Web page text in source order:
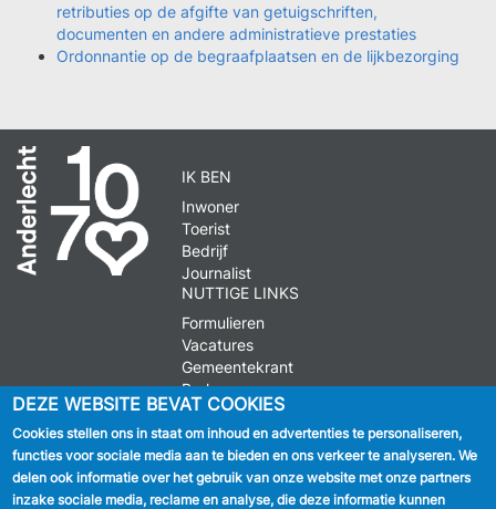
retributies op de afgifte van getuigschriften,
documenten en andere administratieve prestaties
Ordonnantie op de begraafplaatsen en de lijkbezorging
IK BEN
Inwoner
Toerist
Bedrijf
Journalist
NUTTIGE LINKS
Formulieren
Vacatures
Gemeentekrant
Parkeren
VOLG ONS
Facebook
DEZE WEBSITE BEVAT COOKIES
Cookies stellen ons in staat om inhoud en advertenties te personaliseren,
functies voor sociale media aan te bieden en ons verkeer te analyseren. We
delen ook informatie over het gebruik van onze website met onze partners
inzake sociale media, reclame en analyse, die deze informatie kunnen